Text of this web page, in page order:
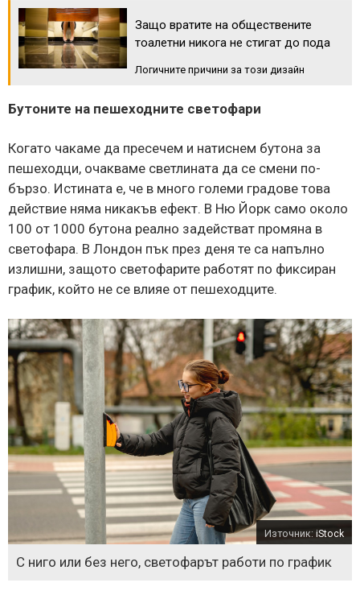
Защо вратите на обществените
тоалетни никога не стигат до пода
Логичните причини за този дизайн
Бутоните на пешеходните светофари
Когато чакаме да пресечем и натиснем бутона за
пешеходци, очакваме светлината да се смени по-
бързо. Истината е, че в много големи градове това
действие няма никакъв ефект. В Ню Йорк само около
100 от 1000 бутона реално задействат промяна в
светофара. В Лондон пък през деня те са напълно
излишни, защото светофарите работят по фиксиран
график, който не се влияе от пешеходците.
Източник: iStock
С ниго или без него, светофарът работи по график